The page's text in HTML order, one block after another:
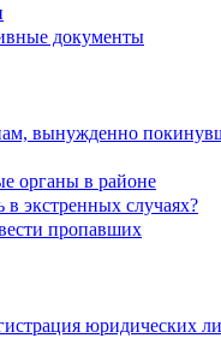
документы
вынужденно
органы в районе
экстренных случаях?
пропавших
юридических